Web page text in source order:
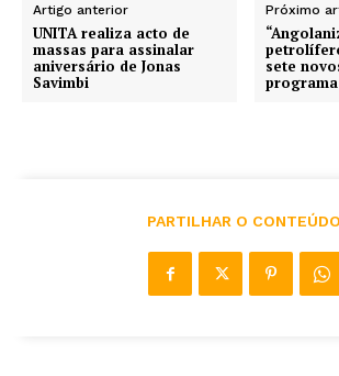
Artigo anterior
UNITA realiza acto de
massas para assinalar
aniversário de Jonas
Savimbi
Próximo
sete
programa
PARTILHAR O